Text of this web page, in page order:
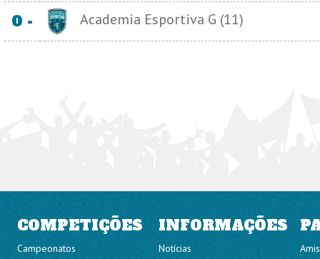
0 - Academia Esportiva G (11)
COMPETIÇÕES INFORMAÇÕES
Campeonatos
Notícias